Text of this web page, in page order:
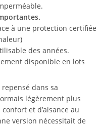
à une protection certifiée
des années.
disponible en lots
dans sa
légèrement plus
et d’aisance au
version nécessitait de